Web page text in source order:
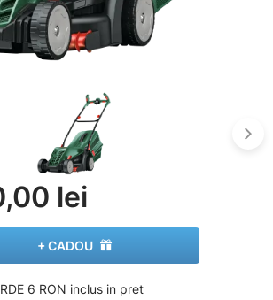
lei
+ CADOU
6 RON inclus in pret